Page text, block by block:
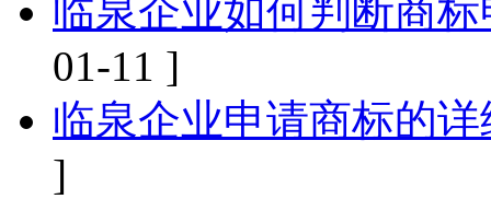
临泉企业如何判断商
01-11 ]
临泉企业申请商标的
]